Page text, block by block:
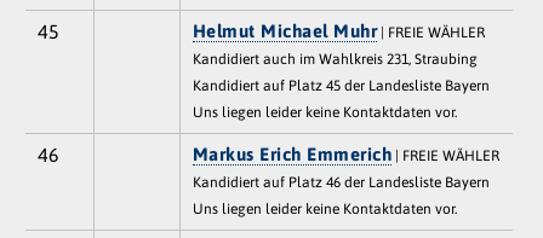
45 Helmut Michael Muhr| FREIE WÄHLER
Kandidiert auch im Wahlkreis 231, Straubing
Kandidiert auf Platz 45 der Landesliste Bayern
Uns liegen leider keine Kontaktdaten vor.
46 Markus Erich Emmerich | FREIE WÄHLER
Kandidiert auf Platz 46 der Landesliste Bayern
Uns liegen leider keine Kontaktdaten vor.